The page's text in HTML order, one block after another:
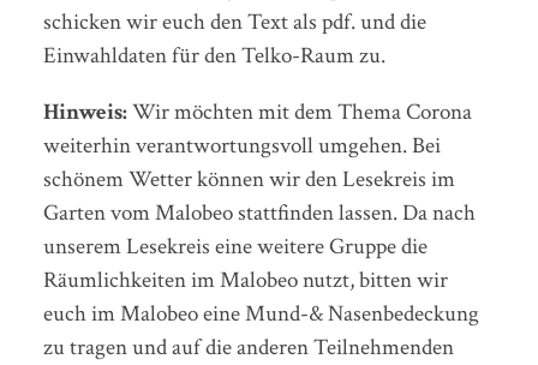
schicken wir euch den Text als pdf. und die
Einwahldaten für den Telko-Raum zu.
Hinweis:Wir möchten mit dem Thema Corona
weiterhin verantwortungsvoll umgehen. Bei
schönem Wetter können wir den Lesekreis im
Garten vom Malobeo stattfinden lassen. Da nach
unserem Lesekreis eine weitere Gruppe die
Räumlichkeiten im Malobeo nutzt, bitten wir
euch im Malobeo eine Mund-& Nasenbedeckung
zu tragen und auf die anderen Teilnehmenden